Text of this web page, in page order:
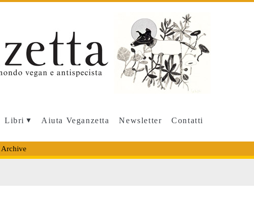
Libri Aiuta Veganzetta Newsletter Contatti
Archive